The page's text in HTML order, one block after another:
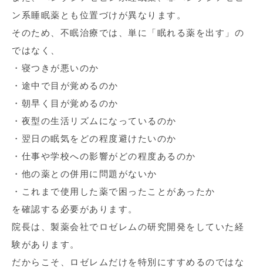
ン系睡眠薬とも位置づけが異なります。
そのため、不眠治療では、単に「眠れる薬を出す」の
ではなく、
・寝つきが悪いのか
・途中で目が覚めるのか
・朝早く目が覚めるのか
・夜型の生活リズムになっているのか
・翌日の眠気をどの程度避けたいのか
・仕事や学校への影響がどの程度あるのか
・他の薬との併用に問題がないか
・これまで使用した薬で困ったことがあったか
を確認する必要があります。
院長は、製薬会社でロゼレムの研究開発をしていた経
験があります。
だからこそ、ロゼレムだけを特別にすすめるのではな